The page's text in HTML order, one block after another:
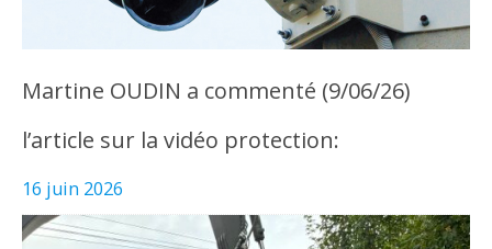
Martine OUDIN a commenté (9/06/26)
l’article sur la vidéo protection:
16 juin 2026